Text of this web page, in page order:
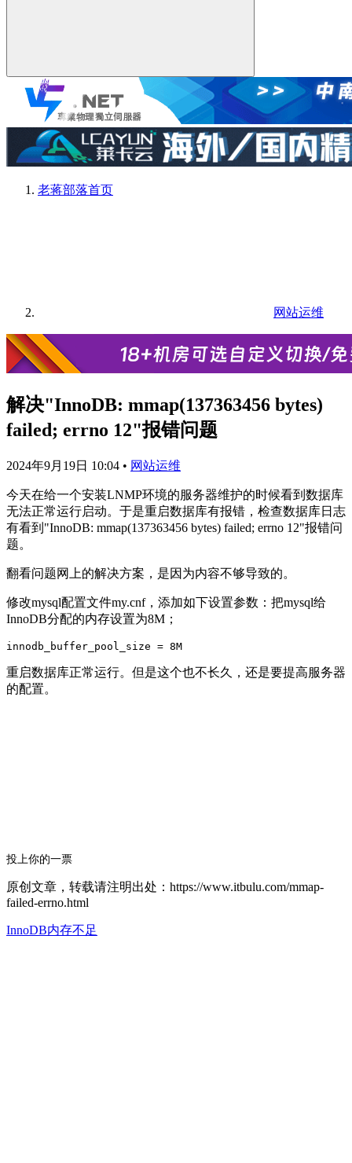
老蒋部落首页
网站运维
解决"InnoDB: mmap(137363456 bytes)
failed; errno 12"报错问题
2024年9月19日 10:04 • 网站运维
今天在给一个安装LNMP环境的服务器维护的时候看到数据库
无法正常运行启动。于是重启数据库有报错，检查数据库日志
有看到"InnoDB: mmap(137363456 bytes) failed; errno 12"报错问
题。
翻看问题网上的解决方案，是因为内容不够导致的。
修改mysql配置文件my.cnf，添加如下设置参数：把mysql给
InnoDB分配的内存设置为8M；
重启数据库正常运行。但是这个也不长久，还是要提高服务器
的配置。
投上你的一票
原创文章，转载请注明出处：https://www.itbulu.com/mmap-
failed-errno.html
InnoDB内存不足